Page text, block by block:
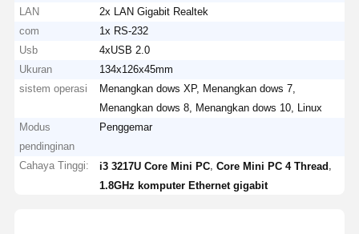
LAN
2x LAN Gigabit Realtek
com
1x RS-232
Usb
4xUSB 2.0
Ukuran
134x126x45mm
sistem operasi
Menangkan dows XP, Menangkan dows 7,
Menangkan dows 8, Menangkan dows 10, Linux
Modus
pendinginan
Penggemar
Cahaya Tinggi: i3 3217U Core Mini PC ,Core Mini PC 4 Thread
1.8GHz komputer Ethernet gigabit